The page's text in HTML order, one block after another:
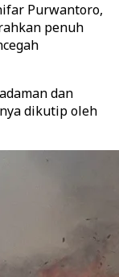
Purwantoro,
penuh
dan
dikutip oleh